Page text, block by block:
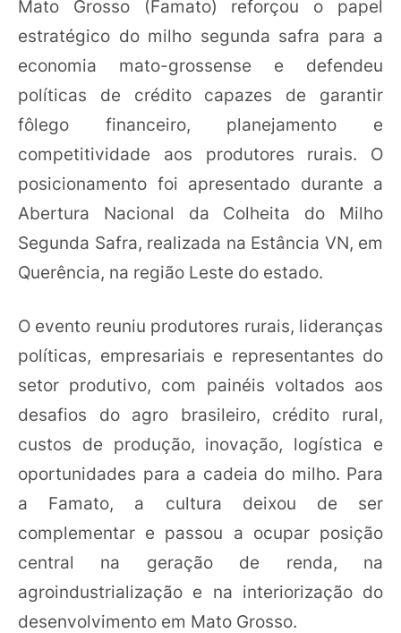
Mato Grosso (Famato) reforçou o papel
estratégico do milho segunda safra para a
economia mato-grossense e defendeu
políticas de crédito capazes de garantir
fôlego financeiro, planejamento e
competitividade aos produtores rurais. O
posicionamento foi apresentado durante a
Abertura Nacional da Colheita do Milho
Segunda Safra, realizada na Estância VN, em
Querência, na região Leste do estado.
O evento reuniu produtores rurais, lideranças
políticas, empresariais e representantes do
setor produtivo, com painéis voltados aos
desafios do agro brasileiro, crédito rural,
custos de produção, inovação, logística e
oportunidades para a cadeia do milho. Para
a Famato, a cultura deixou de ser
complementar e passou a ocupar posição
central na geração de renda, na
agroindustrialização e na interiorização do
desenvolvimento em Mato Grosso.